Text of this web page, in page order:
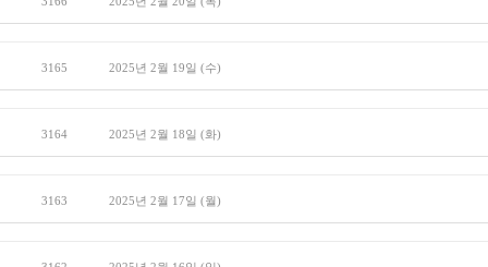
3165 2025년 2월 19일 (수)
3164 2025년 2월 18일 (화)
3163 2025년 2월 17일 (월)